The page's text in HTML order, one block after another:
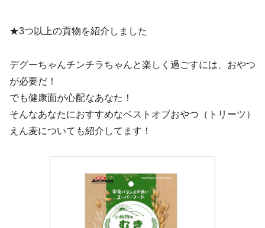
★3つ以上の貢物を紹介しました
デグーちゃんチンチラちゃんと楽しく過ごすには、おやつ
が必要だ！
でも健康面が心配なあなた！
そんなあなたにおすすめなベストオブおやつ（トリーツ）
えん麦についても紹介してます！